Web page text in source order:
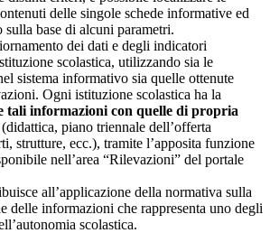
delle singole schede informative ed
base di alcuni parametri.
dei dati e degli indicatori
scolastica, utilizzando sia le
sistema informativo sia quelle ottenute
Ogni istituzione scolastica ha la
tali informazioni con quelle di propria
(didattica, piano triennale dell’offerta
strutture, ecc.), tramite l’apposita funzione
nell’area “Rilevazioni” del portale
all’applicazione della normativa sulla
delle informazioni che rappresenta uno degli
scolastica.